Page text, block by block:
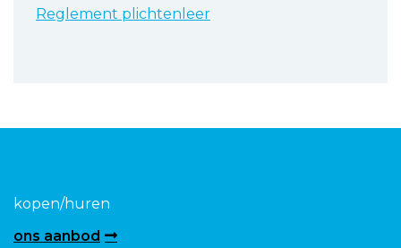
Reglement plichtenleer
kopen/huren
ons aanbod